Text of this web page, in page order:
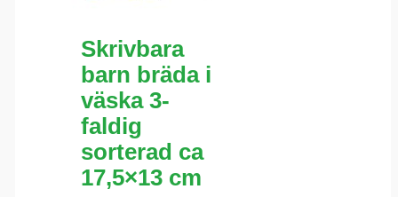
Skrivbara
barn bräda i
väska 3-
faldig
sorterad ca
17,5×13 cm